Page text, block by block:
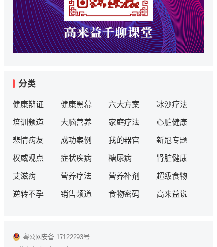
分类
健康辩证 健康黑幕 六大方案 冰沙疗法
培训频道 大脑营养 家庭疗法 心脏健康
悲情病友 成功案例 我的器官 新冠专题
权威观点 症状疾病 糖尿病 肾脏健康
艾滋病 营养疗法 营养补剂 超级食物
逆转不孕 销售频道 食物密码 高来益说
粤公网安备 17122293号